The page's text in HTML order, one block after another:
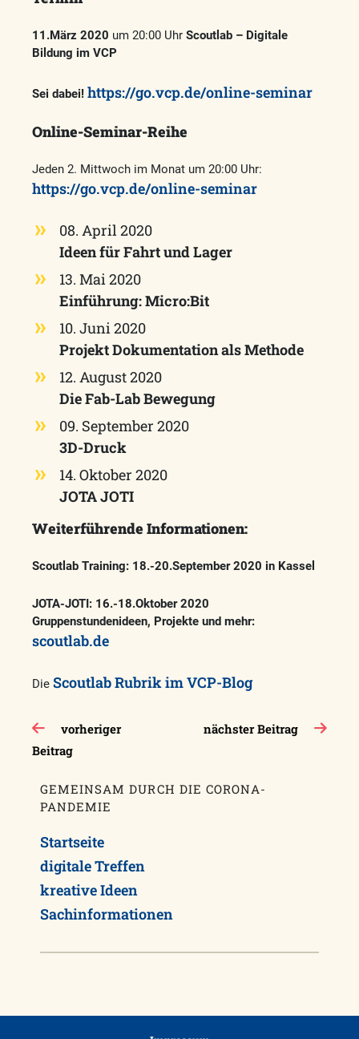
11.März 2020 um 20:00 Uhr Scoutlab – Digitale
Bildung im VCP
Sei dabei! https://go.vcp.de/online-seminar
Online-Seminar-Reihe
Jeden 2. Mittwoch im Monat um 20:00 Uhr:
https://go.vcp.de/online-seminar
08. April 2020
Ideen für Fahrt und Lager
13. Mai 2020
Einführung: Micro:Bit
10. Juni 2020
Projekt Dokumentation als Methode
12. August 2020
Die Fab-Lab Bewegung
09. September 2020
3D-Druck
14. Oktober 2020
JOTA JOTI
Weiterführende Informationen:
Scoutlab Training: 18.-20.September 2020 in Kassel
JOTA-JOTI: 16.-18.Oktober 2020
Gruppenstundenideen, Projekte und mehr:
scoutlab.de
Die Scoutlab Rubrik im VCP-Blog
Beitragsnavigation
vorheriger
Beitrag
nächster Beitrag
GEMEINSAM DURCH DIE CORONA-
PANDEMIE
Startseite
digitale Treffen
kreative Ideen
Sachinformationen